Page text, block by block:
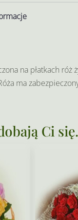
na płatkach
ma
Ci